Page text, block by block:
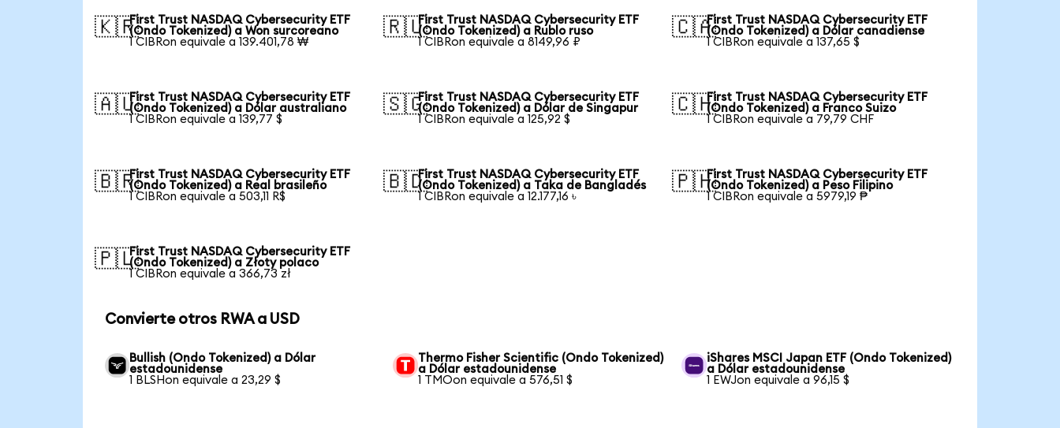
🇰🇷First Trust NASDAQ Cybersecurity ETF
(Ondo Tokenized) a Won surcoreano
1 CIBRon equivale a 139.401,78 ₩
🇷🇺First Trust NASDAQ Cybersecurity ETF
(Ondo Tokenized) a Rublo ruso
1 CIBRon equivale a 8149,96 ₽
🇨🇦First Trust NASDAQ Cybersecurity ETF
(Ondo Tokenized) a Dólar canadiense
1 CIBRon equivale a 137,65 $
🇦🇺First Trust NASDAQ Cybersecurity ETF
(Ondo Tokenized) a Dólar australiano
1 CIBRon equivale a 139,77 $
🇸🇬First Trust NASDAQ Cybersecurity ETF
(Ondo Tokenized) a Dólar de Singapur
1 CIBRon equivale a 125,92 $
🇨🇭First Trust NASDAQ Cybersecurity ETF
(Ondo Tokenized) a Franco Suizo
1 CIBRon equivale a 79,79 CHF
🇧🇷First Trust NASDAQ Cybersecurity ETF
(Ondo Tokenized) a Real brasileño
1 CIBRon equivale a 503,11 R$
🇧🇩First Trust NASDAQ Cybersecurity ETF
(Ondo Tokenized) a Taka de Bangladés
1 CIBRon equivale a 12.177,16 ৳
🇵🇭First Trust NASDAQ Cybersecurity ETF
(Ondo Tokenized) a Peso Filipino
1 CIBRon equivale a 5979,19 ₱
🇵🇱First Trust NASDAQ Cybersecurity ETF
(Ondo Tokenized) a Złoty polaco
1 CIBRon equivale a 366,73 zł
Convierte otros RWA a USD
Bullish (Ondo Tokenized) a Dólar
estadounidense
1 BLSHon equivale a 23,29 $
Thermo Fisher Scientific (Ondo Tokenized)
a Dólar estadounidense
1 TMOon equivale a 576,51 $
iShares MSCI Japan ETF (Ondo Tokenized)
a Dólar estadounidense
1 EWJon equivale a 96,15 $